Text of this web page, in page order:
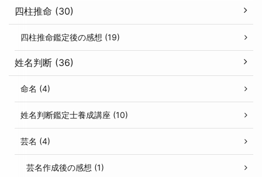
四柱推命 (30)
四柱推命鑑定後の感想 (19)
姓名判断 (36)
命名 (4)
姓名判断鑑定士養成講座 (10)
芸名 (4)
芸名作成後の感想 (1)